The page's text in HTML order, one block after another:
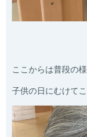
ここからは普段の
子供の日にむけて